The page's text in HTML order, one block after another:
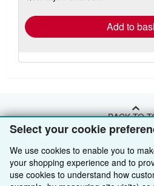
Select your cookie
We use cookies to enable you to
your shopping experience and to
use cookies to understand how
Add to
BACK TO
Shop With Us
Advanced Search
Sell With Us